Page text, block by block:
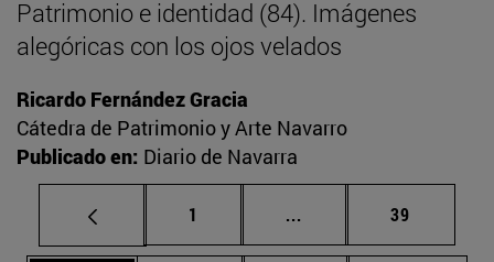
Patrimonio e identidad (84). Imágenes
alegóricas con los ojos velados
Ricardo Fernández Gracia
Cátedra de Patrimonio y Arte Navarro
Publicado en: Diario de Navarra
Página
1 ... Páginas intermedias
Página
39